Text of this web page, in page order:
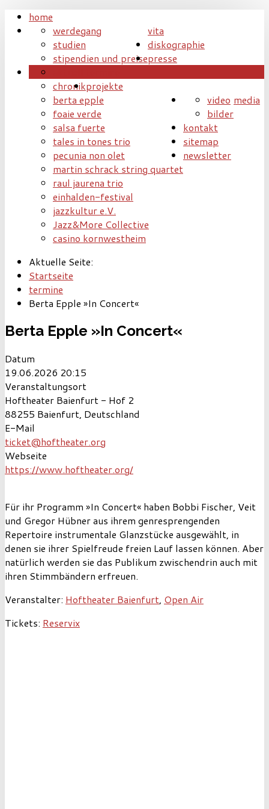
home
vita
werdegang
studien
stipendien und preise
diskographie
presse
chronikprojekte
berta epple
foaie verde
salsa fuerte
tales in tones trio
pecunia non olet
martin schrack string quartet
raul jaurena trio
einhalden-festival
jazzkultur e.V.
Jazz&More Collective
casino kornwestheim
media
video
bilder
kontakt
sitemap
newsletter
Aktuelle Seite:
Startseite
termine
Berta Epple »In Concert«
Berta Epple »In Concert«
Datum
19.06.2026 20:15
Veranstaltungsort
Hoftheater Baienfurt - Hof 2
88255 Baienfurt, Deutschland
E-Mail
ticket@hoftheater.org
Webseite
https://www.hoftheater.org/
Für ihr Programm »In Concert« haben Bobbi Fischer, Veit
und Gregor Hübner aus ihrem genresprengenden
Repertoire instrumentale Glanzstücke ausgewählt, in
denen sie ihrer Spielfreude freien Lauf lassen können. Aber
natürlich werden sie das Publikum zwischendrin auch mit
ihren Stimmbändern erfreuen.
Veranstalter: Hoftheater Baienfurt, Open Air
Tickets: Reservix